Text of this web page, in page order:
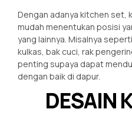
Dengan adanya kitchen set,
mudah menentukan posisi
yang lainnya. Misalnya
kulkas, bak cuci, rak
penting supaya dapat
dengan baik di dapur.
DESAIN